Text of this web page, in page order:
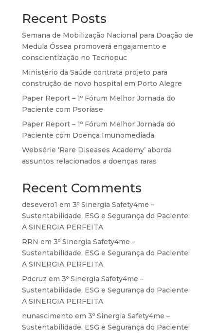
Recent Posts
Semana de Mobilização Nacional para Doação de
Medula Óssea promoverá engajamento e
conscientização no Tecnopuc
Ministério da Saúde contrata projeto para
construção de novo hospital em Porto Alegre
Paper Report – 1º Fórum Melhor Jornada do
Paciente com Psoríase
Paper Report – 1º Fórum Melhor Jornada do
Paciente com Doença Imunomediada
Websérie ‘Rare Diseases Academy’ aborda
assuntos relacionados a doenças raras
Recent Comments
desevero1 em 3º Sinergia Safety4me –
Sustentabilidade, ESG e Segurança do Paciente:
A SINERGIA PERFEITA
RRN em 3º Sinergia Safety4me –
Sustentabilidade, ESG e Segurança do Paciente:
A SINERGIA PERFEITA
Pdcruz em 3º Sinergia Safety4me –
Sustentabilidade, ESG e Segurança do Paciente:
A SINERGIA PERFEITA
nunascimento em 3º Sinergia Safety4me –
Sustentabilidade, ESG e Segurança do Paciente: